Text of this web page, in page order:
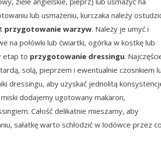
lub usmażeniu, kurczaka należy
przygotowanie warzyw. Należy je umyć i
na połówki lub ćwiartki, ogórka w kostkę lub
etap to przygotowanie dressingu.
solą, pieprzem i ewentualnie czosnkiem
dressingu, aby uzyskać jednolitą
dodajemy ugotowany makaron,
Całość delikatnie mieszamy, aby
sałatkę warto schłodzić w lodówce przez co